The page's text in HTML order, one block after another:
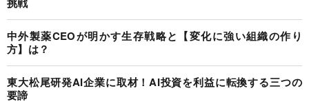
中外製薬CEOが明かす生存戦略と【変化に強い組織の作り
方】は？
東大松尾研発AI企業に取材！AI投資を利益に転換する三つの
要諦